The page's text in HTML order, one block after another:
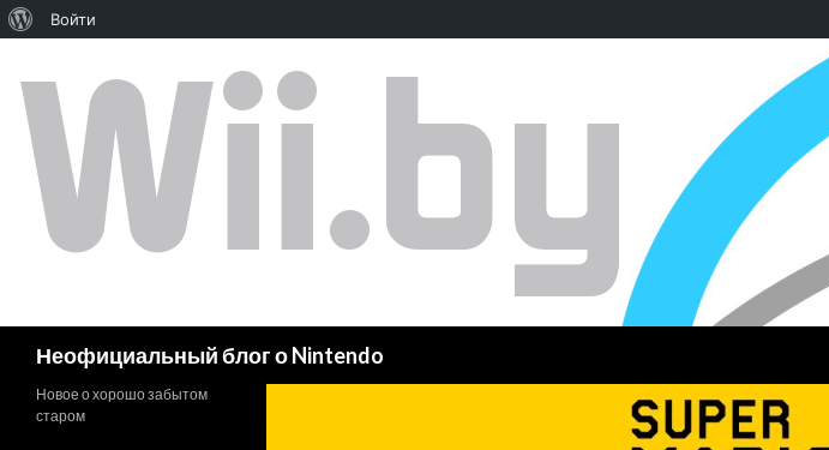
Неофициальный блог о Nintendo
Новое о хорошо забытом
старом
Войти